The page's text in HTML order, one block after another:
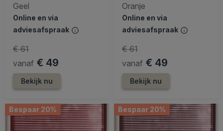
Geel
Online en via
adviesafspraak
vanaf € 49
€ 61
Bekijk nu
Oranje
Online en via
adviesafspraak
vanaf € 49
€ 61
Bekijk nu
Bespaar 20% Bespaar 20%